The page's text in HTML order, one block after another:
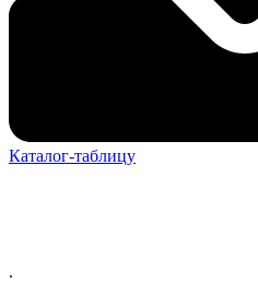
Каталог-таблицу
.